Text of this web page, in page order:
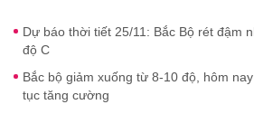
Dự báo thời tiết 25/11: Bắc Bộ rét đậm
độ C
Bắc bộ giảm xuống từ 8-10 độ, hôm
tục tăng cường